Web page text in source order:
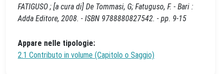
FATIGUSO ; [a cura di] De Tommasi, G; Fatuguso, F. - Bari :
Adda Editore, 2008. - ISBN 9788880827542. - pp. 9-15
Appare nelle tipologie:
2.1 Contributo in volume (Capitolo o Saggio)